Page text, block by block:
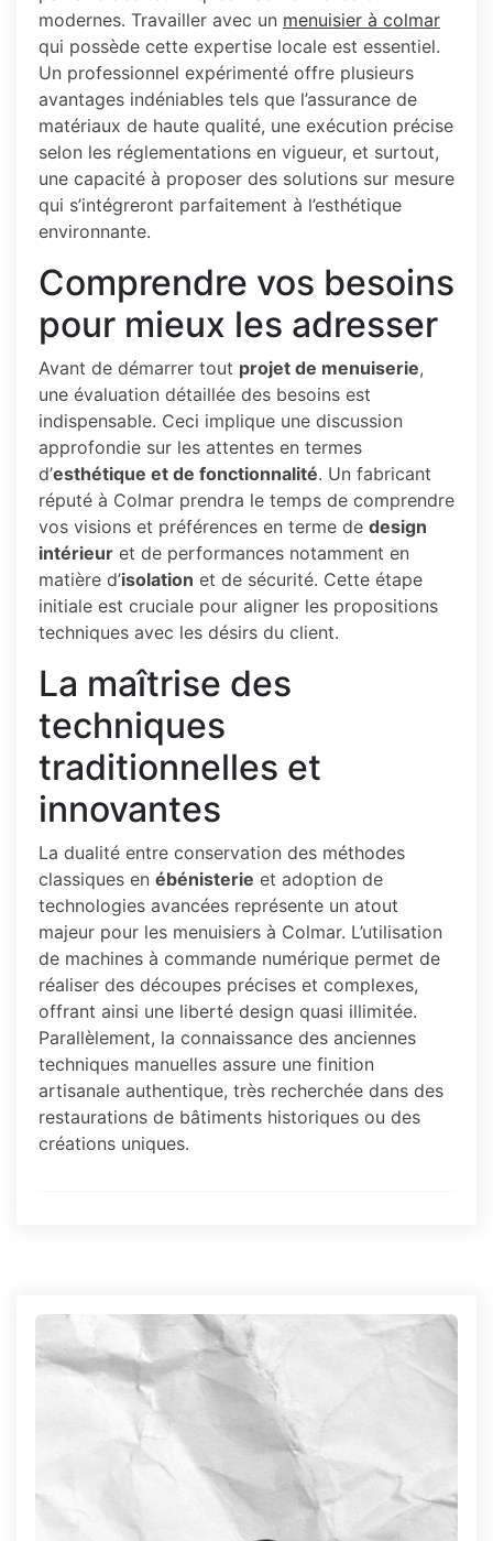
modernes. Travailler avec un menuisier à colmar
qui possède cette expertise locale est essentiel.
Un professionnel expérimenté offre plusieurs
avantages indéniables tels que l’assurance de
matériaux de haute qualité, une exécution précise
selon les réglementations en vigueur, et surtout,
une capacité à proposer des solutions sur mesure
qui s’intégreront parfaitement à l’esthétique
environnante.
Comprendre vos besoins
pour mieux les adresser
Avant de démarrer tout projet de menuiserie,
une évaluation détaillée des besoins est
indispensable. Ceci implique une discussion
approfondie sur les attentes en termes
d’esthétique et de fonctionnalité. Un fabricant
réputé à Colmar prendra le temps de comprendre
vos visions et préférences en terme de design
intérieur et de performances notamment en
matière d’isolation et de sécurité. Cette étape
initiale est cruciale pour aligner les propositions
techniques avec les désirs du client.
La maîtrise des
techniques
traditionnelles et
innovantes
La dualité entre conservation des méthodes
classiques en ébénisterie et adoption de
technologies avancées représente un atout
majeur pour les menuisiers à Colmar. L’utilisation
de machines à commande numérique permet de
réaliser des découpes précises et complexes,
offrant ainsi une liberté design quasi illimitée.
Parallèlement, la connaissance des anciennes
techniques manuelles assure une finition
artisanale authentique, très recherchée dans des
restaurations de bâtiments historiques ou des
créations uniques.